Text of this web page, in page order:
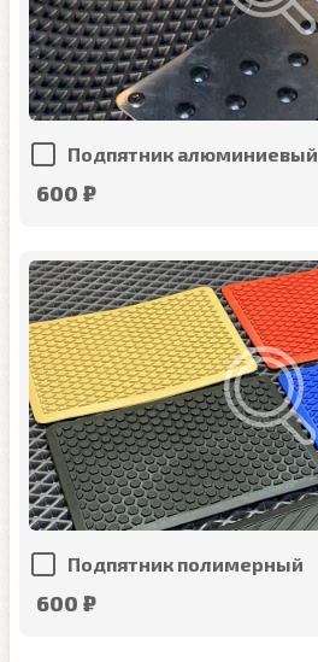
Подпятник алюминиевый
600 ₽
Подпятник полимерный
600 ₽